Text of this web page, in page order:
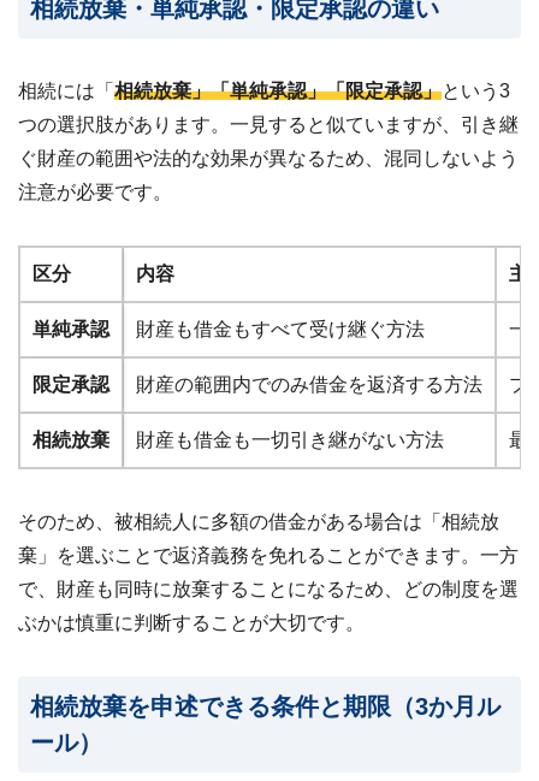
ビス
事例
相続放棄・単純承認・限定承認の違い
相続には「 相続放棄」「単純承認」「限定承認」という3
つの選択肢があります。一見すると似ていますが、引き継
ぐ財産の範囲や法的な効果が異なるため、混同しないよう
注意が必要です。
区分 内容 主
単純承認 財産も借金もすべて受け継ぐ方法 一
限定承認 財産の範囲内でのみ借金を返済する方法 プ
相続放棄 財産も借金も一切引き継がない方法 最
そのため、被相続人に多額の借金がある場合は「相続放
棄」を選ぶことで返済義務を免れることができます。一方
で、財産も同時に放棄することになるため、どの制度を選
ぶかは慎重に判断することが大切です。
相続放棄を申述できる条件と期限（3か月ル
ール）